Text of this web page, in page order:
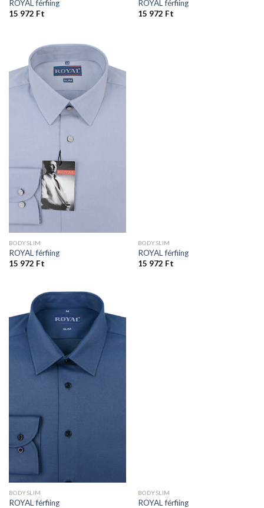
ROYAL férfiing
15 972 Ft
ROYAL férfiing
15 972 Ft
BODYSLIM
ROYAL férfiing
15 972 Ft
BODYSLIM
ROYAL férfiing
15 972 Ft
BODYSLIM
ROYAL férfiing
BODYSLIM
ROYAL férfiing